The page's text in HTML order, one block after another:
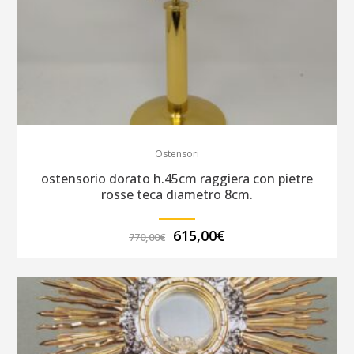
Ostensori
ostensorio dorato h.45cm raggiera con pietre
rosse teca diametro 8cm.
770,00€
Il
era:
770,00€.
615,00€Il
è:
615,00€.